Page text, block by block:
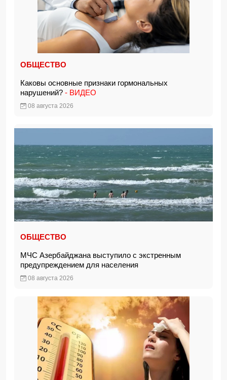
ОБЩЕСТВО
Каковы основные признаки гормональных
нарушений? - ВИДЕО
08 августа 2026
ОБЩЕСТВО
МЧС Азербайджана выступило с экстренным
предупреждением для населения
08 августа 2026